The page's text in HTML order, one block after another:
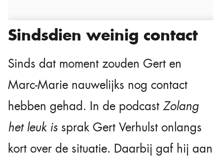
Sindsdien weinig contact
Sinds dat moment zouden Gert en
Marc-Marie nauwelijks nog contact
hebben gehad. In de podcast Zolang
het leuk is sprak Gert Verhulst onlangs
kort over de situatie. Daarbij gaf hij aan